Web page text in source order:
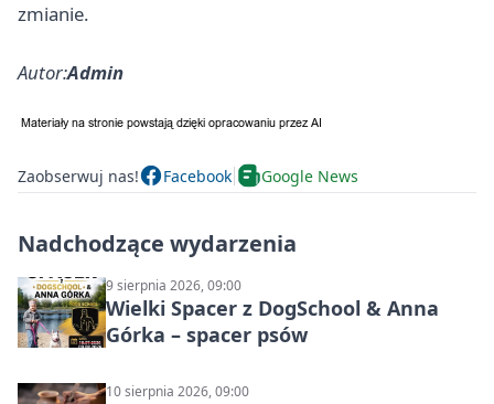
zmianie.
Autor:Admin
Zaobserwuj nas! Facebook Google News
Nadchodzące wydarzenia
9 sierpnia 2026, 09:00
Wielki Spacer z DogSchool & Anna
Górka – spacer psów
10 sierpnia 2026, 09:00